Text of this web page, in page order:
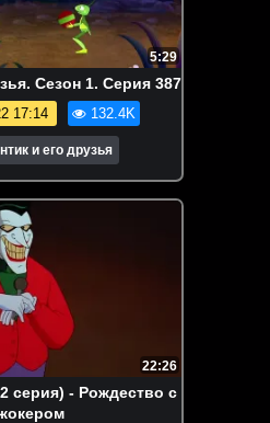
5:29
Сезон 1. Серия 387
17:14 132.4K
и его друзья
22:26
серия) - Рождество с